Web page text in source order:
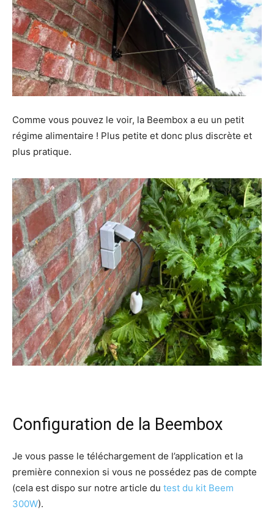
Comme vous pouvez le voir, la Beembox a eu un petit
régime alimentaire ! Plus petite et donc plus discrète et
plus pratique.
Configuration de la Beembox
Je vous passe le téléchargement de l’application et la
première connexion si vous ne possédez pas de compte
(cela est dispo sur notre article du test du kit Beem
300W).